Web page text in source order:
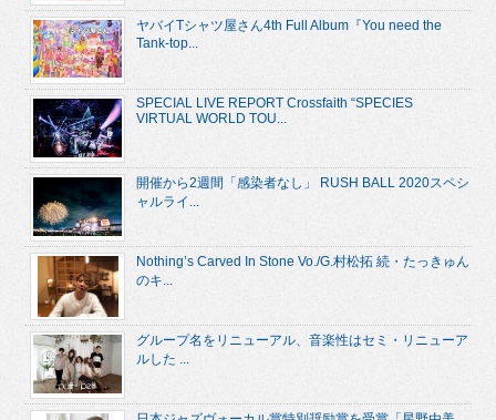
ヤバイTシャツ屋さん4th Full Album『You need the
Tank-top...
SPECIAL LIVE REPORT Crossfaith “SPECIES
VIRTUAL WORLD TOU...
開催から2週間「感染者なし」 RUSH BALL 2020スペシ
ャルライ...
Nothing’s Carved In Stone Vo./G.村松拓 続・たっきゅん
のキ...
グループ名をリニューアル、音楽性はセミ・リニューア
ルした ...